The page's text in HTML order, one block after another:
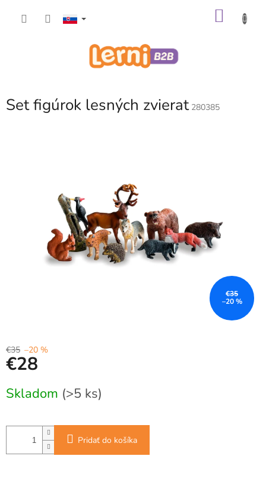
Set figúrok lesných zvierat 280385
€35
–20 %
€35 –20 %
€28
cena:
Skladom (>5 ks)
Pridať do košíka